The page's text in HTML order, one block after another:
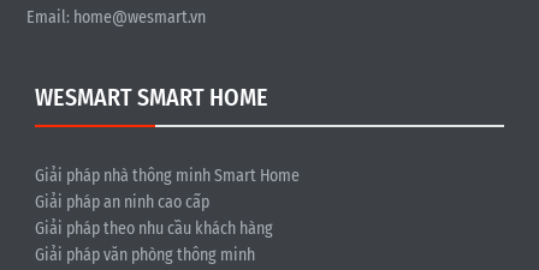
Email: home@wesmart.vn
WESMART SMART HOME
Giải pháp nhà thông minh Smart Home
Giải pháp an ninh cao cấp
Giải pháp theo nhu cầu khách hàng
Giải pháp văn phòng thông minh